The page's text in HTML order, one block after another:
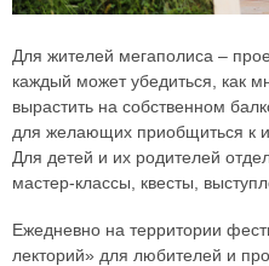
Для жителей мегаполиса –
каждый может убедиться, как
вырастить на собственном
для желающих приобщиться к
Для детей и их родителей
мастер-классы, квесты,
Ежедневно на территории
лекторий» для любителей и